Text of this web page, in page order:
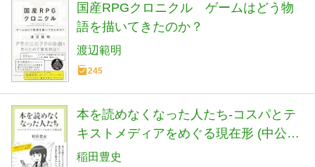
国産RPGクロニクル ゲームはどう物
語を描いてきたのか？
渡辺範明
245
本を読めなくなった人たち-コスパとテ
キストメディアをめぐる現在形 (中公新
書ラクレ 861)
稲田豊史